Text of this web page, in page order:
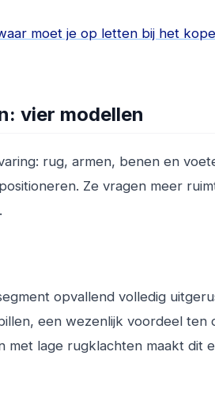
moet je op letten bij het
vier modellen
rug, armen, benen en
Ze vragen meer
opvallend volledig
een wezenlijk voordeel ten
met lage rugklachten maakt dit